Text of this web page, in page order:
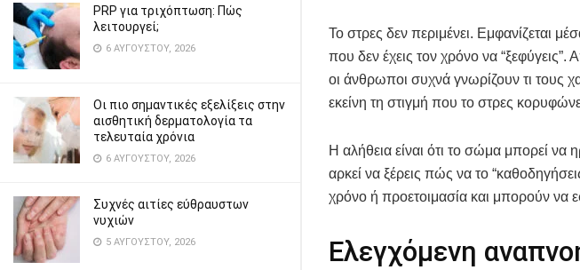
PRP για τριχόπτωση: Πώς
λειτουργεί;
6 ΑΥΓΟΎΣΤΟΥ, 2026
Οι πιο σημαντικές εξελίξεις στην
αισθητική δερματολογία τα
τελευταία χρόνια
6 ΑΥΓΟΎΣΤΟΥ, 2026
Συχνές αιτίες εύθραυστων
νυχιών
5 ΑΥΓΟΎΣΤΟΥ, 2026
Το στρες δεν περιμένει. Εμφανίζεται
που δεν έχεις τον χρόνο να
οι άνθρωποι συχνά γνωρίζουν τι τους
εκείνη τη στιγμή που το στρες
Η αλήθεια είναι ότι το σώμα μπορεί να
αρκεί να ξέρεις πώς να το
χρόνο ή προετοιμασία και μπορούν να
Ελεγχόμενη